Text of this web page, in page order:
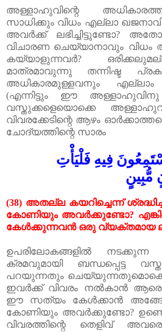
അള്ളാഹുവിന്റെ
സാധിക്കും വിധം എല്ലാ
അവർക്ക്
ലഭിച്ചിട്ടുണ്ടോ? അതോ
വിചാരണ ചെയ്യാനാവും വിധം
കയ്യാളുന്നവർ?
മാത്രമാവുന്നു
തന്നിഷ്ട
അധികാരമുള്ളവനും
എല്ലാം
(എന്നിട്ടും ഈ അള്ളാഹുവിനു
വസ്തുക്കളെയൊക്കെ
വിവരക്കേടിന്റെ ആഴം
ചോദ്യത്തിന്റെ സാരം
فِيهِ فَلْيَأْتِ
مُّبِينٍ
(38) അതല്ല കയറിച്ചെന്ന്
കോണിയും അവർക്കുണ്ടോ?
കേൾക്കുന്നവൻ ഒരു വ്യക്തമായ
ഉപരിലോകങ്ങളിൽ നടക്കുന്ന
ക്രമവുമായി
ബന്ധപ്പെട്ട
പറയുന്നതും
ഇവർക്ക് വിവരം നൽകാൻ
ഈ
സത്യം കേൾക്കാൻ
കോണിയും അവർക്കുണ്ടോ?
വിവരത്തിന്റെ
തെളിവ്